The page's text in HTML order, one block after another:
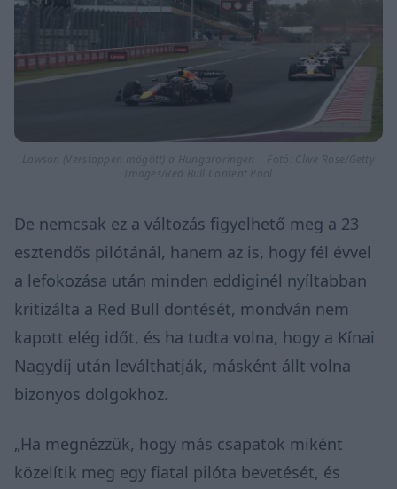
De nemcsak ez a változás figyelhető meg a 23
esztendős pilótánál, hanem az is, hogy fél évvel
a lefokozása után minden eddiginél nyíltabban
kritizálta a Red Bull döntését, mondván nem
kapott elég időt, és ha tudta volna, hogy a Kínai
Nagydíj után leválthatják, másként állt volna
bizonyos dolgokhoz.
„Ha megnézzük, hogy más csapatok miként
közelítik meg egy fiatal pilóta bevetését, és